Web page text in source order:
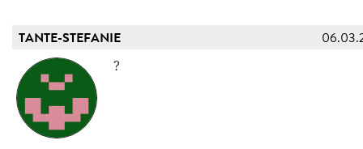
TANTE-STEFANIE
?